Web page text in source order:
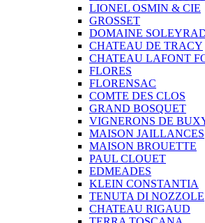
LIONEL OSMIN & CIE
GROSSET
DOMAINE
CHATEAU DE TRACY
CHATEAU LAFONT
FLORES
FLORENSAC
COMTE DES CLOS
GRAND BOSQUET
VIGNERONS DE
MAISON JAILLANCES
MAISON BROUETTE
PAUL CLOUET
EDMEADES
KLEIN CONSTANTIA
TENUTA DI NOZZOLE
CHATEAU RIGAUD